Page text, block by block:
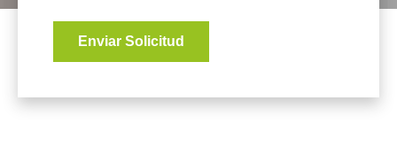
Enviar Solicitud